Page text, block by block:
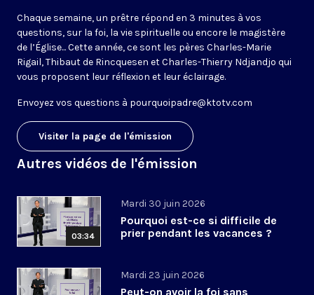
Chaque semaine, un prêtre répond en 3 minutes à vos
questions, sur la foi, la vie spirituelle ou encore le magistère
de l’Église... Cette année, ce sont les pères Charles-Marie
Rigail, Thibaut de Rincquesen et Charles-Thierry Ndjandjo qui
vous proposent leur réflexion et leur éclairage.
Envoyez vos questions à pourquoipadre@ktotv.com
Visiter la page de l'émission
Autres vidéos de l'émission
03:34
Mardi 30 juin 2026
Pourquoi est-ce si difficile de
prier pendant les vacances ?
Mardi 23 juin 2026
Peut-on avoir la foi sans